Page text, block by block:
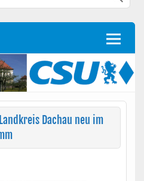
Dachau neu im